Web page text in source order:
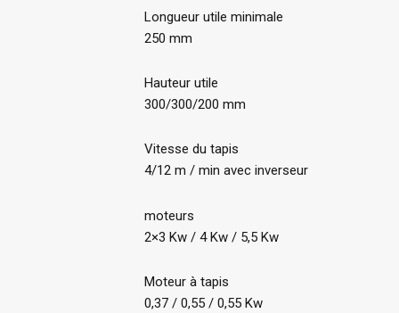
Longueur utile minimale
250 mm
Hauteur utile
300/300/200 mm
Vitesse du tapis
4/12 m / min avec inverseur
moteurs
2×3 Kw / 4 Kw / 5,5 Kw
Moteur à tapis
0,37 / 0,55 / 0,55 Kw